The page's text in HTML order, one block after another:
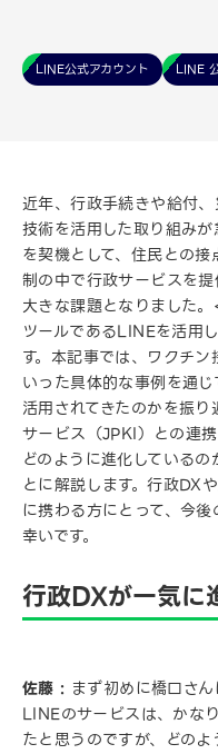
LINE公式アカウント LINE
近年、行政手続きや給付
技術を活用した取り組み
を契機として、住民との
制の中で行政サービスを
大きな課題となりました
ツールであるLINEを活用
す。本記事では、ワクチ
いった具体的な事例を通
活用されてきたのかを振
サービス（JPKI）との連
どのように進化している
とに解説します。行政DX
に携わる方にとって、今
幸いです。
行政DXが一気に
佐藤 : まず初めに橋口さ
LINEのサービスは、かな
たと思うのですが、どの